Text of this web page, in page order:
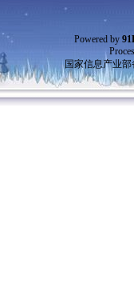
Powered by
国家信息产业部